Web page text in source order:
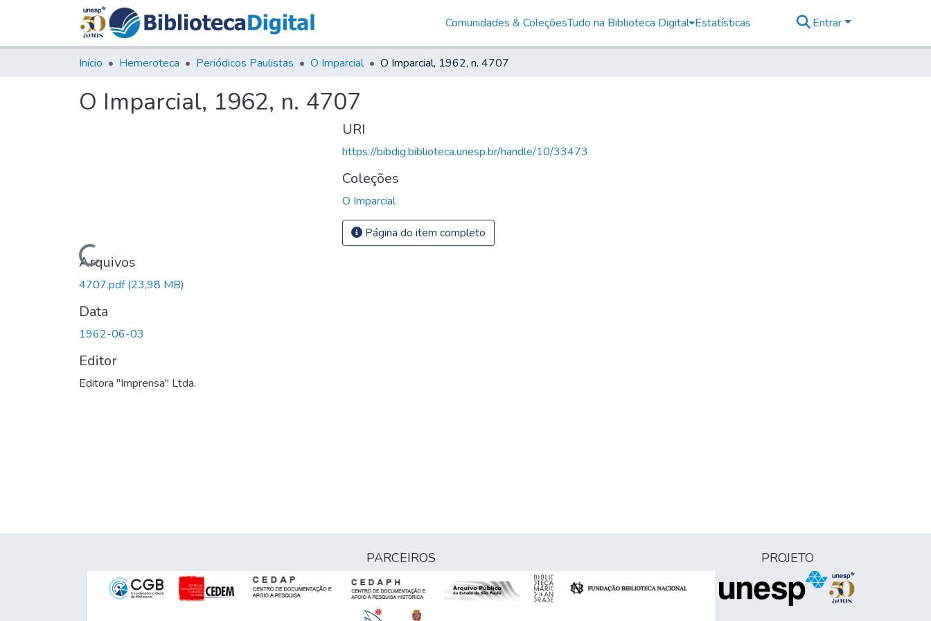
Comunidades & ColeçõesTudo na Biblioteca Digital Estatísticas Entrar
Início Hemeroteca Periódicos Paulistas O Imparcial O Imparcial, 1962, n. 4707
O Imparcial, 1962, n. 4707
Carregando...
Arquivos
4707.pdf(23,98 MB)
Data
1962-06-03
Editor
Editora "Imprensa" Ltda.
URI
https://bibdig.biblioteca.unesp.br/handle/10/33473
Coleções
O Imparcial
Página do item completo
PARCEIROS PROJETO